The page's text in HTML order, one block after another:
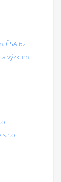
ČSA 62
a výzkum
s.r.o.